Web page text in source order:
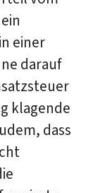
einer
darauf
klagende
dass